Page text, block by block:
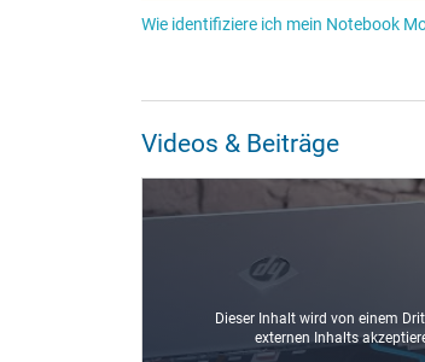
Wie identifiziere ich mein Notebook
Videos & Beiträge
Dieser Inhalt wird von einem
externen Inhalts